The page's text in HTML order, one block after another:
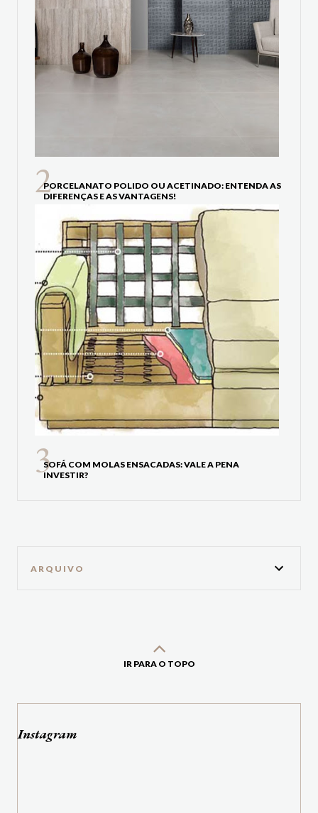
PORCELANATO POLIDO OU ACETINADO: ENTENDA AS
DIFERENÇAS E AS VANTAGENS!
SOFÁ COM MOLAS ENSACADAS: VALE A PENA
INVESTIR?
ARQUIVO
IR PARA O TOPO
Instagram